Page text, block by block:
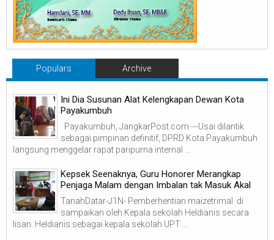
Populars Archive
Ini Dia Susunan Alat Kelengkapan Dewan Kota
Payakumbuh
Payakumbuh, JangkarPost.com ---Usai dilantik
sebagai pimpinan definitif, DPRD Kota Payakumbuh
langsung menggelar rapat paripurna internal ...
Kepsek Seenaknya, Guru Honorer Merangkap
Penjaga Malam dengan Imbalan tak Masuk Akal
TanahDatar-J1N- Pemberhentian maizetrimal di
sampaikan oleh Kepala sekolah Heldianis secara
lisan. Heldianis sebagai kepala sekolah UPT ...